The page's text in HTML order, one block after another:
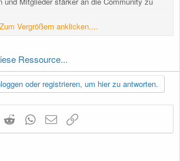
ins Deutsche übersetzt.
Zum Vergrößern anklicken....
Ressource...
oder registrieren, um hier zu antworten.
(Twitter)
Reddit WhatsApp
E-Mail